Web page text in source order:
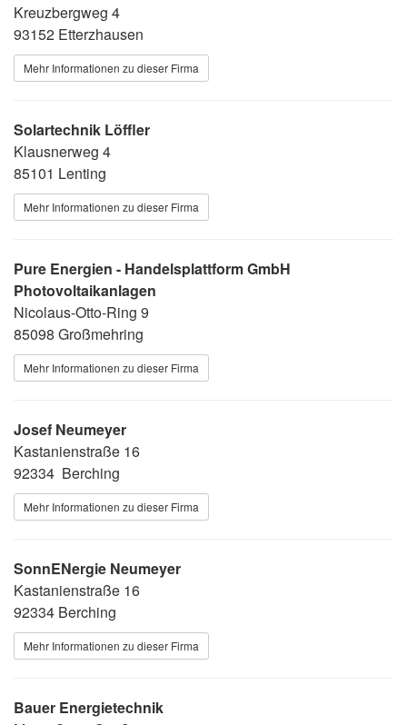
Kreuzbergweg 4
93152 Etterzhausen
Mehr Informationen zu dieser Firma
Solartechnik Löffler
Klausnerweg 4
85101 Lenting
Mehr Informationen zu dieser Firma
Pure Energien - Handelsplattform GmbH
Photovoltaikanlagen
Nicolaus-Otto-Ring 9
85098 Großmehring
Mehr Informationen zu dieser Firma
Josef Neumeyer
Kastanienstraße 16
92334 Berching
Mehr Informationen zu dieser Firma
SonnENergie Neumeyer
Kastanienstraße 16
92334 Berching
Mehr Informationen zu dieser Firma
Bauer Energietechnik